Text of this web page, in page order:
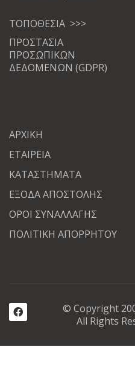
ΤΟΠΟΘΕΣΙΑ >>>
ΠΡΟΣΤΑΣΙΑ
ΠΡΟΣΩΠΙΚΩΝ
ΔΕΔΟΜΕΝΩΝ (GDPR)
ΑΡΧΙΚΗ
ΕΤΑΙΡΕΙΑ
ΚΑΤΑΣΤΗΜΑΤΑ
ΕΞΟΔΑ ΑΠΟΣΤΟΛΗΣ
ΟΡΟΙ ΣΥΝΑΛΛΑΓΗΣ
ΠΟΛΙΤΙΚΗ ΑΠΟΡΡΗΤΟΥ
© Copyright
All Rights